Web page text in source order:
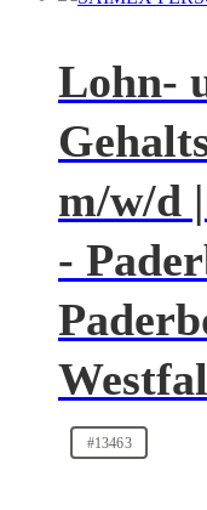
Lohn-
m/w/d
-
#13463